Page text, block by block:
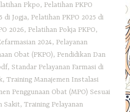
Pkpo, Pelatihan PKPO
di Jogja, Pelatihan PKPO 2025 di
2026, Pelatihan Pokja PKPO,
2024, Pelayanan
Obat (PKPO), Pendidikan Dan
, Standar Pelayanan Farmasi di
,Training Manajemen Instalasi
Penggunaan Obat (MPO) Sesuai
Sakit,Training Pelayanan